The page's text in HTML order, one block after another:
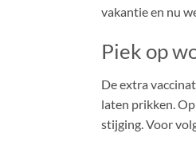
vakantie en nu
Piek op
De extra
laten prikken.
stijging. Voor